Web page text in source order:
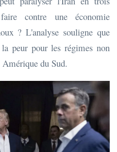
contre une économie
? L'analyse souligne que
peur pour les régimes non
du Sud.